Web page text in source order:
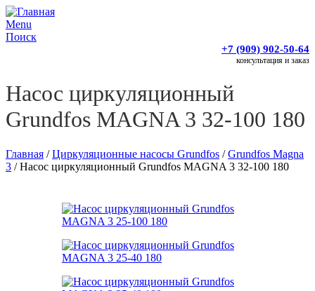
Menu
Поиск
+7 (909) 902-50-64
консультация и заказ
Насос циркуляционный
Grundfos MAGNA 3 32-100 180
Главная /Циркуляционные насосы Grundfos /Grundfos Magna
3 /Насос циркуляционный Grundfos MAGNA 3 32-100 180